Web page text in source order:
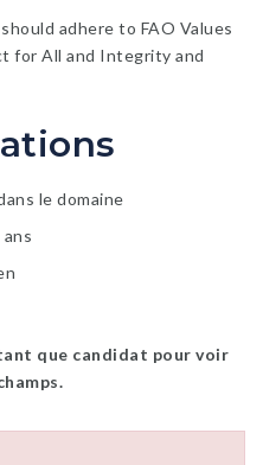
adhere to FAO Values
for All and Integrity and
le domaine
ans
que candidat pour voir